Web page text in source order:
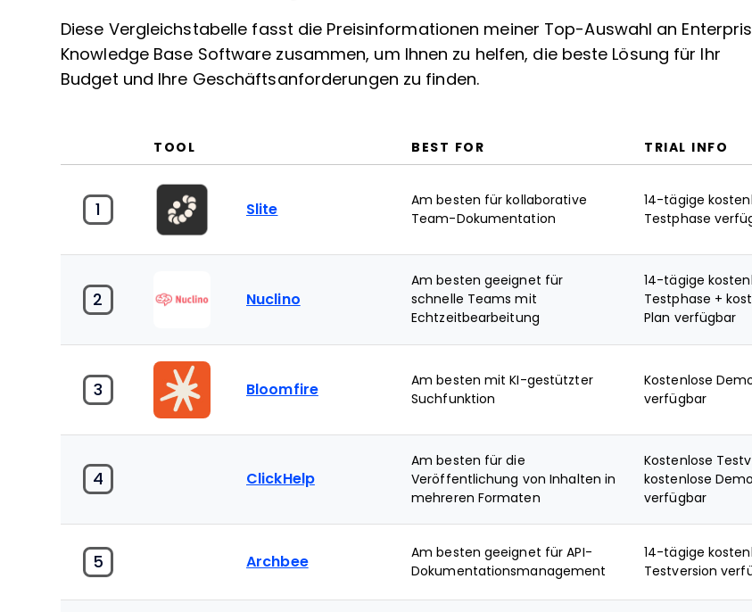
Diese Vergleichstabelle fasst die Preisinformationen meiner Top-Auswahl an
Knowledge Base Software zusammen, um Ihnen zu helfen, die beste Lösung für Ihr
Budget und Ihre Geschäftsanforderungen zu finden.
TOOL BEST FOR TRIAL INFO
1 Slite
Am besten für kollaborative
Team-Dokumentation
14-tägige
Testphase
2 Nuclino
Am besten geeignet für
schnelle Teams mit
Echtzeitbearbeitung
14-tägige
Testphase +
Plan verfügbar
3 Bloomfire
Am besten mit KI-gestützter
Suchfunktion
Kostenlose
verfügbar
4 ClickHelp
Am besten für die
Veröffentlichung von Inhalten in
mehreren Formaten
Kostenlose
kostenlose Demo
verfügbar
5 Archbee
Am besten geeignet für API-
Dokumentationsmanagement
14-tägige
Testversion